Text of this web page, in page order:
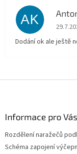
AK
Dodání ok ale ještě
Informace pro Vás
Rozdělení naražečů
Schéma zapojení